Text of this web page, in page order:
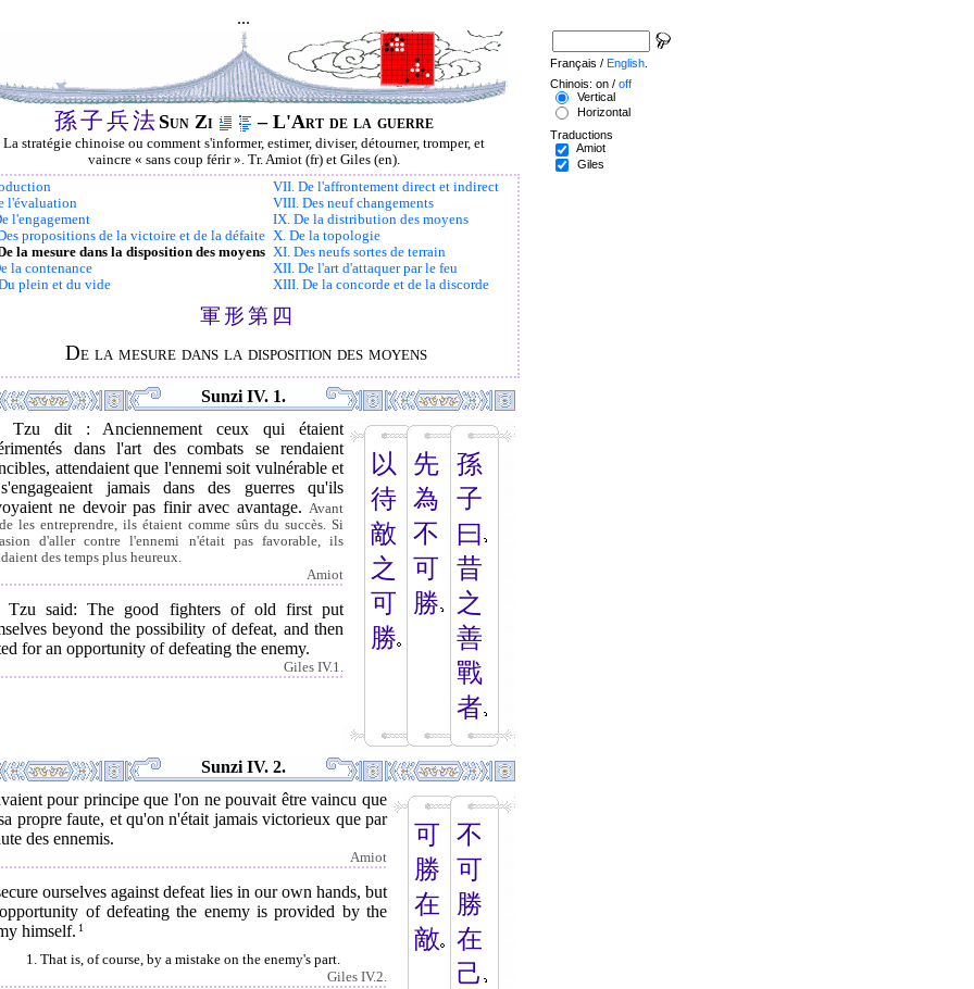
...
孫子兵法 Sun Zi – L'Art de la guerre
La stratégie chinoise ou comment s'informer, estimer, diviser, détourner, tromper, et
vaincre « sans coup férir ». Tr. Amiot (fr) et Giles (en).
l'évaluation
l'engagement
propositions de la victoire et de la défaite
la mesure dans la disposition des moyens
la contenance
plein et du vide
VII. De l'affrontement direct et indirect
VIII. Des neuf changements
IX. De la distribution des moyens
X. De la topologie
XI. Des neufs sortes de terrain
XII. De l'art d'attaquer par le feu
XIII. De la concorde et de la discorde
軍 形第 四
De la mesure dans la disposition des moyens
Sunzi IV. 1.
以
待
敵
之
可
勝
先
為
不
可
勝
孫
子
曰
昔
之
善
戰
者
Tzu dit : Anciennement ceux qui étaient
dans l'art des combats se rendaient
attendaient que l'ennemi soit vulnérable et
jamais dans des guerres qu'ils
ne devoir pas finir avec avantage. Avant
les entreprendre, ils étaient comme sûrs du succès. Si
d'aller contre l'ennemi n'était pas favorable, ils
des temps plus heureux.
Amiot
Tzu said: The good fighters of old first put
beyond the possibility of defeat, and then
for an opportunity of defeating the enemy.
Giles IV.1.
Sunzi IV. 2.
可
勝
在
敵
不
可
勝
在
己
pour principe que l'on ne pouvait être vaincu que
propre faute, et qu'on n'était jamais victorieux que par
des ennemis.
Amiot
ourselves against defeat lies in our own hands, but
of defeating the enemy is provided by the
himself. 1
1. That is, of course, by a mistake on the enemy's part.
Giles IV.2.
Français / English
Chinois: on / off
Vertical
Horizontal
Traductions
Amiot
Giles